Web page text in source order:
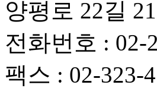
양평로 22길
전화번호 : 02-
팩스 : 02-323-